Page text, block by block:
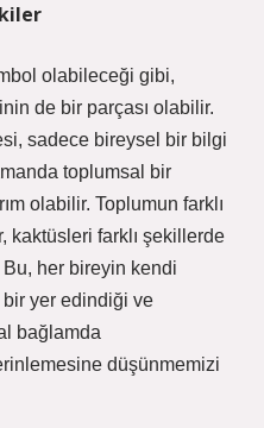
olabileceği gibi,
de bir parçası olabilir.
sadece bireysel bir bilgi
toplumsal bir
olabilir. Toplumun farklı
kaktüsleri farklı şekillerde
Bu, her bireyin kendi
yer edindiği ve
bağlamda
düşünmemizi